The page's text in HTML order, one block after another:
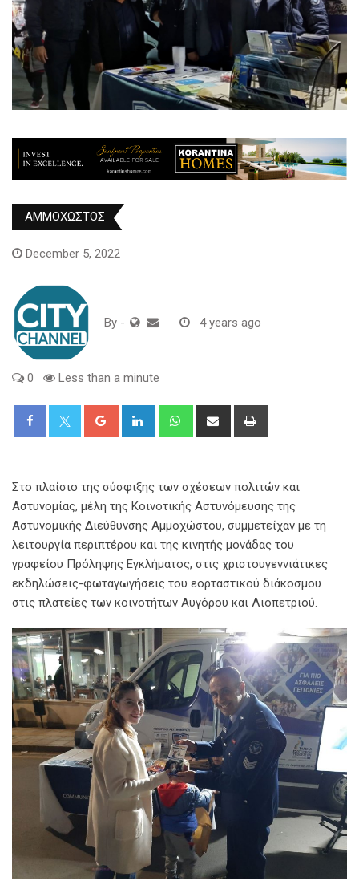
ΑΜΜΟΧΩΣΤΟΣ
December 5, 2022
By - 4 years ago
0 Less than a minute
Google+ LinkedIn WhatsappShare
Στο πλαίσιο της σύσφιξης των σχέσεων πολιτών και
Αστυνομίας, μέλη της Κοινοτικής Αστυνόμευσης της
Αστυνομικής Διεύθυνσης Αμμοχώστου, συμμετείχαν με τη
λειτουργία περιπτέρου και της κινητής μονάδας του
γραφείου Πρόληψης Εγκλήματος, στις χριστουγεννιάτικες
εκδηλώσεις-φωταγωγήσεις του εορταστικού διάκοσμου
στις πλατείες των κοινοτήτων Αυγόρου και Λιοπετριού.